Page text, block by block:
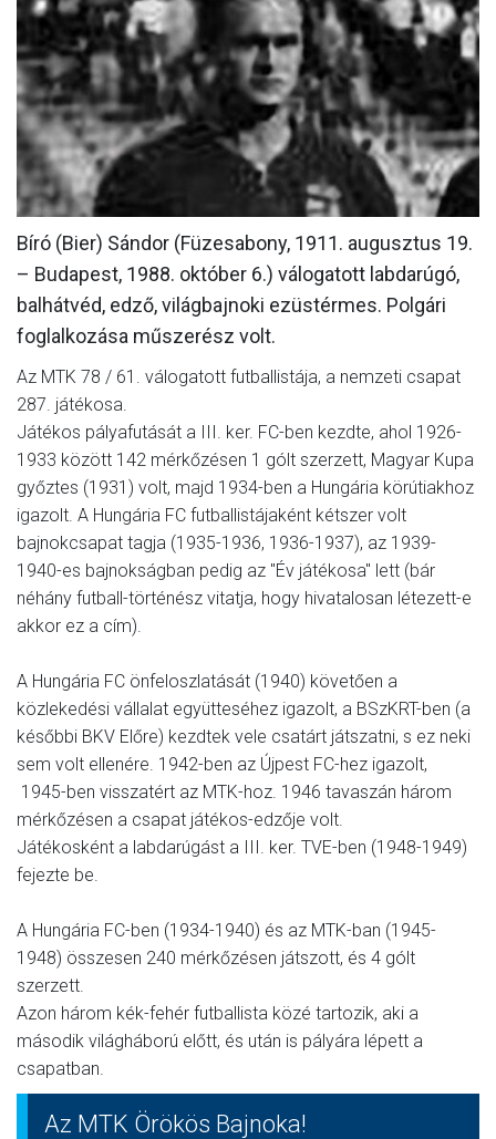
MÉRKŐZÉSEK
KLUB
GALÉRIA
SZURKOLÓI ÉLMÉNYEK
AKKREDITÁCIÓ
Bíró (Bier) Sándor (Füzesabony, 1911. augusztus 19.
– Budapest, 1988. október 6.) válogatott labdarúgó,
balhátvéd, edző, világbajnoki ezüstérmes. Polgári
foglalkozása műszerész volt.
Az MTK 78 / 61. válogatott futballistája, a nemzeti csapat
287. játékosa.
Játékos pályafutását a III. ker. FC-ben kezdte, ahol 1926-
1933 között 142 mérkőzésen 1 gólt szerzett, Magyar Kupa
győztes (1931) volt, majd 1934-ben a Hungária körútiakhoz
igazolt. A Hungária FC futballistájaként kétszer volt
bajnokcsapat tagja (1935-1936, 1936-1937), az 1939-
1940-es bajnokságban pedig az "Év játékosa" lett (bár
néhány futball-történész vitatja, hogy hivatalosan létezett-e
akkor ez a cím).
A Hungária FC önfeloszlatását (1940) követően a
közlekedési vállalat együtteséhez igazolt, a BSzKRT-ben (a
későbbi BKV Előre) kezdtek vele csatárt játszatni, s ez neki
sem volt ellenére. 1942-ben az Újpest FC-hez igazolt,
1945-ben visszatért az MTK-hoz. 1946 tavaszán három
mérkőzésen a csapat játékos-edzője volt.
Játékosként a labdarúgást a III. ker. TVE-ben (1948-1949)
fejezte be.
A Hungária FC-ben (1934-1940) és az MTK-ban (1945-
1948) összesen 240 mérkőzésen játszott, és 4 gólt
szerzett.
Azon három kék-fehér futballista közé tartozik, aki a
második világháború előtt, és után is pályára lépett a
csapatban.
Az MTK Örökös Bajnoka!